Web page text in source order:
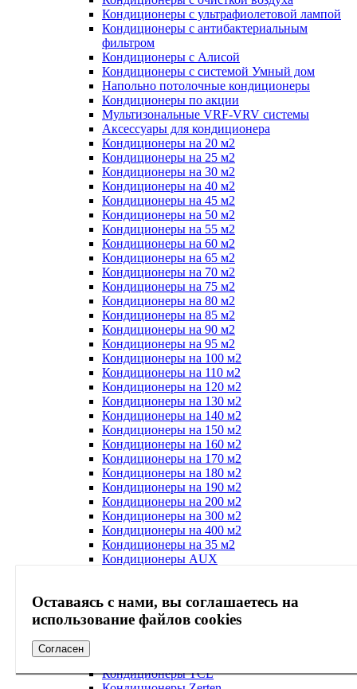
Оставаясь с нами, вы соглашаетесь на
использование файлов cookies
Согласен
Кондиционеры с ультрафиолетовой лампой
Кондиционеры с антибактериальным
фильтром
Кондиционеры с Алисой
Кондиционеры с системой Умный дом
Напольно потолочные кондиционеры
Кондиционеры по акции
Мультизональные VRF-VRV системы
Аксессуары для кондиционера
Кондиционеры на 20 м2
Кондиционеры на 25 м2
Кондиционеры на 30 м2
Кондиционеры на 40 м2
Кондиционеры на 45 м2
Кондиционеры на 50 м2
Кондиционеры на 55 м2
Кондиционеры на 60 м2
Кондиционеры на 65 м2
Кондиционеры на 70 м2
Кондиционеры на 75 м2
Кондиционеры на 80 м2
Кондиционеры на 85 м2
Кондиционеры на 90 м2
Кондиционеры на 95 м2
Кондиционеры на 100 м2
Кондиционеры на 110 м2
Кондиционеры на 120 м2
Кондиционеры на 130 м2
Кондиционеры на 140 м2
Кондиционеры на 150 м2
Кондиционеры на 160 м2
Кондиционеры на 170 м2
Кондиционеры на 180 м2
Кондиционеры на 190 м2
Кондиционеры на 200 м2
Кондиционеры на 300 м2
Кондиционеры на 400 м2
Кондиционеры на 35 м2
Кондиционеры AUX
Кондиционеры Ferrum
Кондиционеры Gree
Кондиционеры MDV
Кондиционеры TCL